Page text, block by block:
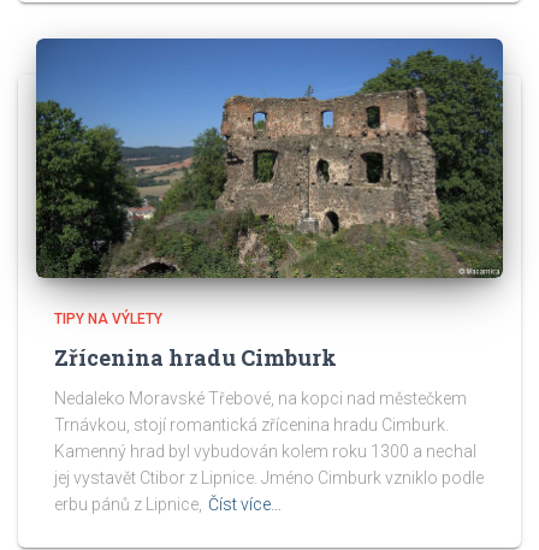
TIPY NA VÝLETY
Zřícenina hradu Cimburk
Nedaleko Moravské Třebové, na kopci nad městečkem
Trnávkou, stojí romantická zřícenina hradu Cimburk.
Kamenný hrad byl vybudován kolem roku 1300 a nechal
jej vystavět Ctibor z Lipnice. Jméno Cimburk vzniklo podle
erbu pánů z Lipnice, Číst více…